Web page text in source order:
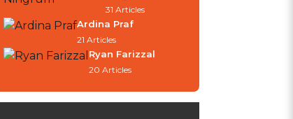
31 Articles
Ardina Praf
21 Articles
Ryan Farizzal
20 Articles